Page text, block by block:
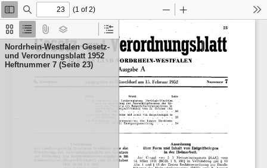
Thumbnails
Document
Outline
Attachments
Layers
Current
Outline
Item
Nordrhein-Westfalen Gesetz-
und Verordnungsblatt 1952
Heftnummer 7 (Seite 23)
Toggle
Sidebar
Find
(1 of 2)
Zoom